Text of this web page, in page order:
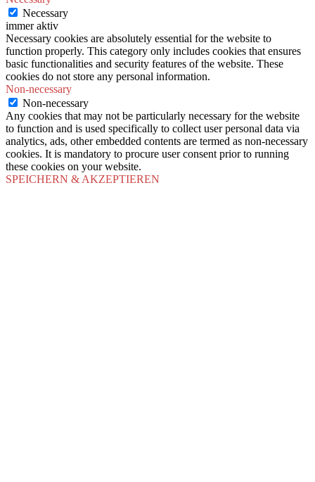
Necessary
immer aktiv
Necessary cookies are absolutely essential for the website to
function properly. This category only includes cookies that ensures
basic functionalities and security features of the website. These
cookies do not store any personal information.
Non-necessary
Non-necessary
Any cookies that may not be particularly necessary for the website
to function and is used specifically to collect user personal data via
analytics, ads, other embedded contents are termed as non-necessary
cookies. It is mandatory to procure user consent prior to running
these cookies on your website.
SPEICHERN & AKZEPTIEREN